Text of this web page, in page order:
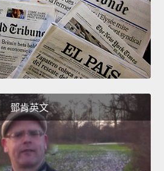
鄧肯英文